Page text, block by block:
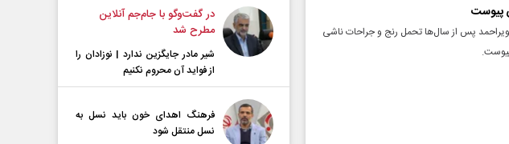
در کهگیلویه و بویراحمد پس از سال‌ها تحمل رنج و جراحات ناشی
در گفت‌و‌گو با جام‌جم آنلاین
مطرح شد
شیر مادر جایگزین ندارد | نوزادان را
از فواید آن محروم نکنیم
فرهنگ اهدای خون باید نسل به
نسل منتقل شود